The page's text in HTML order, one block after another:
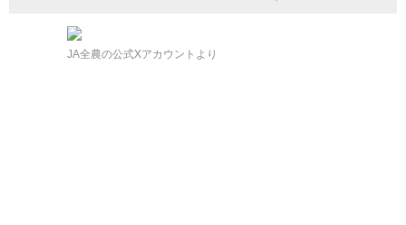
JA全農の公式Xアカウントより